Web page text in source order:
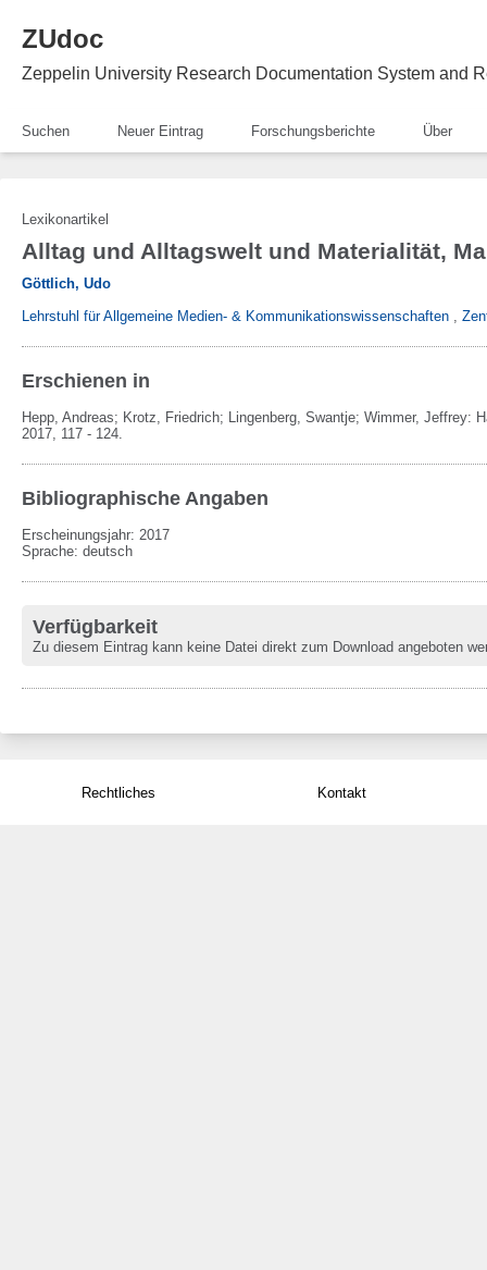
ZUdoc
Zeppelin University Research Documentation System and
Suchen Neuer Eintrag Forschungsberichte Über
Lexikonartikel
Alltag und Alltagswelt und Materialität,
Göttlich, Udo
Lehrstuhl für Allgemeine Medien- & Kommunikationswissenschaften ,
Erschienen in
Hepp, Andreas; Krotz, Friedrich; Lingenberg, Swantje; Wimmer, Jeffrey:
2017, 117 - 124.
Bibliographische Angaben
Erscheinungsjahr: 2017
Sprache: deutsch
Verfügbarkeit
Zu diesem Eintrag kann keine Datei direkt zum Download angeboten
Rechtliches Kontakt